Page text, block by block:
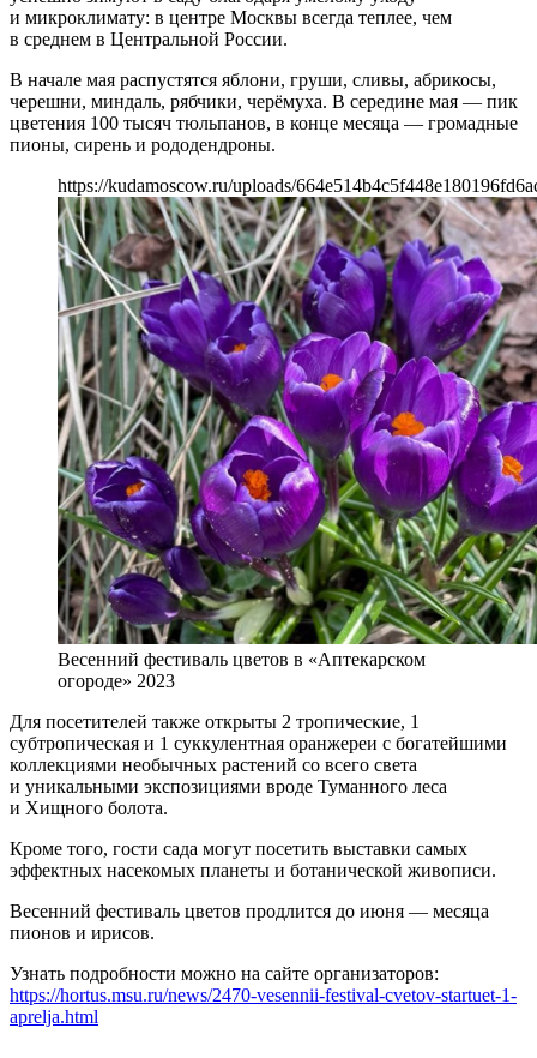
и микроклимату: в центре Москвы всегда теплее, чем
в среднем в Центральной России.
В начале мая распустятся яблони, груши, сливы, абрикосы,
черешни, миндаль, рябчики, черёмуха. В середине мая — пик
цветения 100 тысяч тюльпанов, в конце месяца — громадные
пионы, сирень и рододендроны.
https://kudamoscow.ru/uploads/
Весенний фестиваль цветов в «Аптекарском
огороде» 2023
Для посетителей также открыты 2 тропические, 1
субтропическая и 1 суккулентная оранжереи с богатейшими
коллекциями необычных растений со всего света
и уникальными экспозициями вроде Туманного леса
и Хищного болота.
Кроме того, гости сада могут посетить выставки самых
эффектных насекомых планеты и ботанической живописи.
Весенний фестиваль цветов продлится до июня — месяца
пионов и ирисов.
Узнать подробности можно на сайте организаторов:
https://hortus.msu.ru/news/2470-vesennii-festival-cvetov-startuet-1-
aprelja.html